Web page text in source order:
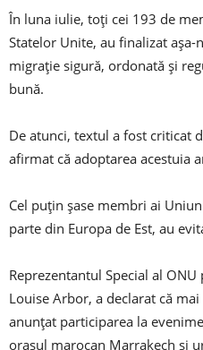
În luna iulie, toţi cei 193 de
Statelor Unite, au finalizat
migraţie sigură, ordonată şi
bună.
De atunci, textul a fost criticat
afirmat că adoptarea acestuia
Cel puţin şase membri ai
parte din Europa de Est, au
Reprezentantul Special al
Louise Arbor, a declarat că
anunţat participarea la
oraşul marocan Marrakech şi